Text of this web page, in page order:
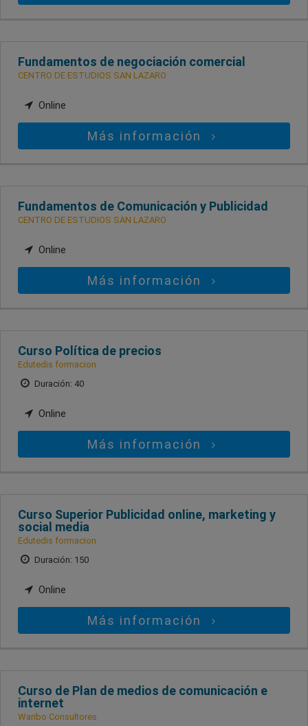
Fundamentos de negociación comercial
CENTRO DE ESTUDIOS SAN LAZARO
Online
Más información
Fundamentos de Comunicación y Publicidad
CENTRO DE ESTUDIOS SAN LAZARO
Online
Más información
Curso Política de precios
Edutedis formacion
Duración: 40
Online
Más información
Curso Superior Publicidad online, marketing y
social media
Edutedis formacion
Duración: 150
Online
Más información
Curso de Plan de medios de comunicación e
internet
Waribo Consultores